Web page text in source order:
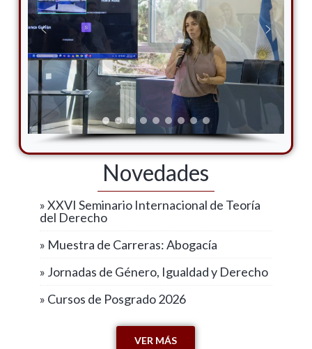
Novedades
» XXVI Seminario Internacional de Teoría
del Derecho
» Muestra de Carreras: Abogacía
» Jornadas de Género, Igualdad y Derecho
» Cursos de Posgrado 2026
VER MÁS